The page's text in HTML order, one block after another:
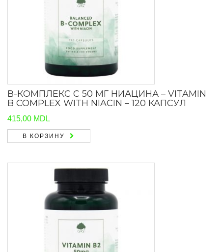
В-КОМПЛЕКС С 50 МГ НИАЦИНА – VITAMIN
B COMPLEX WITH NIACIN – 120 КАПСУЛ
415,00 MDL
В КОРЗИНУ